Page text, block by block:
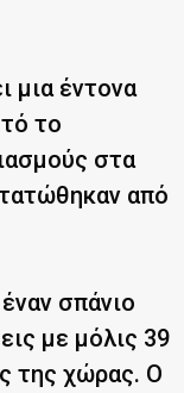
μια έντονα
το
στα
από
σπάνιο
με μόλις 39
της χώρας. Ο